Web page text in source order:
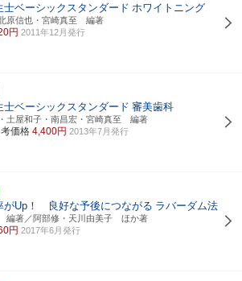
士ベーシックスタンダード ホワイトニング
原信也・宮崎真至 編著
円 2011年12月発行
士ベーシックスタンダード 審美歯科
土屋和子・南昌宏・宮崎真至 編著
価格 4,400円 2013年7月発行
がUp！ 良好な予後につながる ラバーダム法
編著／阿部修・天川由美子 ほか著
円 2017年6月発行